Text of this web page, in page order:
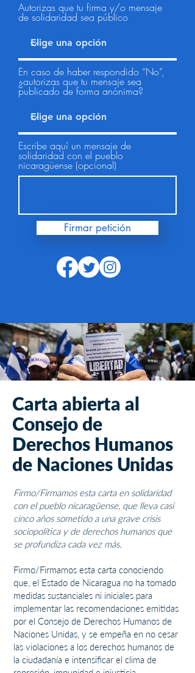
Autorizas que tu firma y/o mensaje
de solidaridad sea público
En caso de haber respondido “No”,
¿autorizas que tu mensaje sea
publicado de forma anónima?
Escribe aquí un mensaje de
solidaridad con el pueblo
nicaragüense (opcional)
Firmar petición
Carta abierta al
Consejo de
Derechos Humanos
de Naciones Unidas
Firmo/Firmamos esta carta en solidaridad
con el pueblo nicaragüense, que lleva casi
cinco años sometido a una grave crisis
sociopolítica y de derechos humanos que
se profundiza cada vez más.
Firmo/Firmamos esta carta conociendo
que, el Estado de Nicaragua no ha tomado
medidas sustanciales ni iniciales para
implementar las recomendaciones emitidas
por el Consejo de Derechos Humanos de
Naciones Unidas, y se empeña en no cesar
las violaciones a los derechos humanos de
la ciudadanía e intensificar el clima de